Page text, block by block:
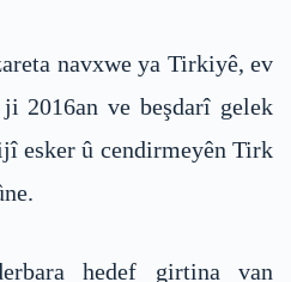
navxwe ya Tirkiyê, ev
2016an ve beşdarî gelek
esker û cendirmeyên Tirk
hedef girtina van